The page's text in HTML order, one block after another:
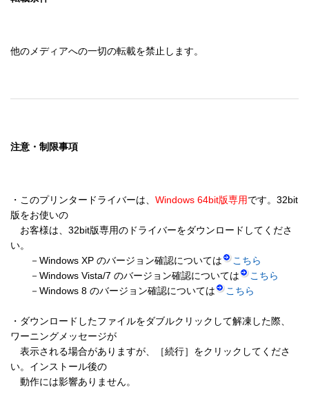
他のメディアへの一切の転載を禁止します。
注意・制限事項
・このプリンタードライバーは、 Windows 64bit版専用です。32bit
版をお使いの
お客様は、32bit版専用のドライバーをダウンロードしてくださ
い。
－Windows XP のバージョン確認については
こちら
－Windows Vista/7 のバージョン確認については
こちら
－Windows 8 のバージョン確認については
こちら
・ダウンロードしたファイルをダブルクリックして解凍した際、
ワーニングメッセージが
表示される場合がありますが、［続行］をクリックしてくださ
い。インストール後の
動作には影響ありません。